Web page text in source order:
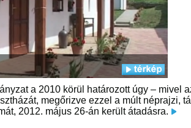
a 2010 körül határozott úgy – mivel
megőrizve ezzel a múlt néprajzi,
2012. május 26-án került átadásra.